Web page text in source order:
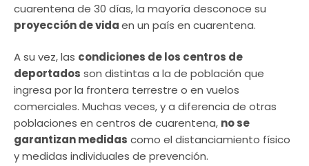
cuarentena de 30 días, la mayoría desconoce su
proyección de vidaen un país en cuarentena.
A su vez, las condiciones de los centros de
deportados son distintas a la de población que
ingresa por la frontera terrestre o en vuelos
comerciales. Muchas veces, y a diferencia de otras
poblaciones en centros de cuarentena, no se
garantizan medidas como el distanciamiento físico
y medidas individuales de prevención.